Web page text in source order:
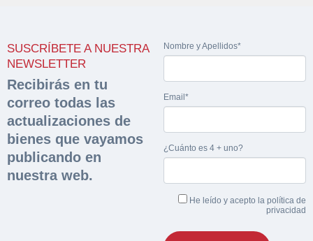
SUSCRÍBETE A NUESTRA
NEWSLETTER
Recibirás en tu
correo todas las
actualizaciones de
bienes que vayamos
publicando en
nuestra web.
Nombre y Apellidos*
Email*
¿Cuánto es 4 + uno?
He leído y acepto la política de
privacidad
Teléfono*
¿Cuánto es 6 + uno?
Acepto la
Importe en €*
¿Cuánto es 3 + uno?
Acepto la Política de Privacidad y las Condiciones de Uso.
Antes de enviar lee las
continuación confirma que estás de acuerdo con ambas.
Maquinaria Industrial
Equipamiento
CONTACTO
926 25 08 86